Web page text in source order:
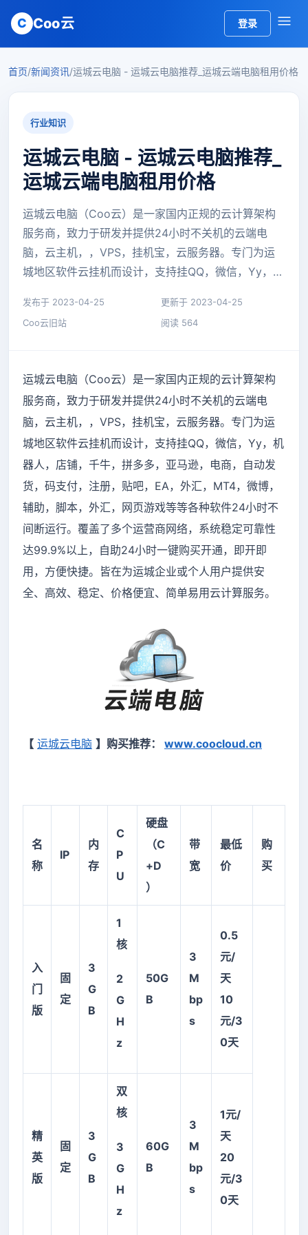
C Coo云 登录
首页/新闻资讯/运城云电脑 - 运城云电脑推荐_运城云端电脑租用价格
行业知识
运城云电脑 - 运城云电脑推荐_
运城云端电脑租用价格
运城云电脑（Coo云）是一家国内正规的云计算架构
服务商，致力于研发并提供24小时不关机的云端电
脑，云主机，，VPS，挂机宝，云服务器。专门为运
城地区软件云挂机而设计，支持挂QQ，微信，Yy，…
发布于 2023-04-25
更新于 2023-04-25
Coo云旧站
阅读 564
运城云电脑（Coo云）是一家国内正规的云计算架构
服务商，致力于研发并提供24小时不关机的云端电
脑，云主机，， VPS， 挂机宝，云服务器。专门为运
城地区软件云挂机而设计，支持挂QQ，微信，Yy，机
器人，店铺，千牛，拼多多，亚马逊，电商，自动发
货，码支付，注册，贴吧，EA，外汇，MT4，微博，
辅助，脚本，外汇，网页游戏等等各种软件24小时不
间断运行。覆盖了多个运营商网络，系统稳定可靠性
达99.9%以上，自助24小时一键购买开通，即开即
用，方便快捷。皆在为运城企业或个人用户提供安
全、高效、稳定、价格便宜、简单易用云计算服务。
【 运城云电脑 】 购买推荐： www.coocloud.cn
名
称
IP
内
存
C
P
U
硬盘
（C
+D
）
带
宽
最低
价
购
买
入
门
版
固
定
3
G
B
1
核
2
G
H
z
50G
B
3
M
bp
s
0.5
元/
天
10
元/3
0天
精
英
版
固
定
3
G
B
双
核
3
G
H
z
60G
B
3
M
bp
s
1元/
天
20
元/3
0天